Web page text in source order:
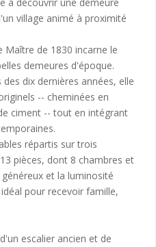
village animé à proximité
Maître de 1830 incarne le
demeures d'époque.
dix dernières années, elle
-- cheminées en
ciment -- tout en intégrant
répartis sur trois
pièces, dont 8 chambres et
et la luminosité
pour recevoir famille,
escalier ancien et de